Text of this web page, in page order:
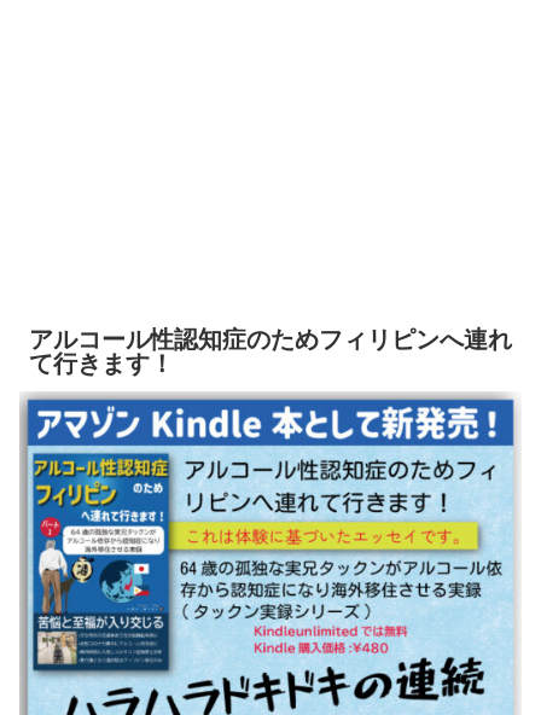
アルコール性認知症のためフィリピンへ連れ
て行きます！